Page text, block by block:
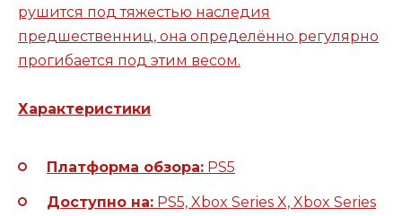
рушится под тяжестью наследия
предшественниц, она определённо регулярно
прогибается под этим весом.
Характеристики
Платформа обзора: PS5
Доступно на: PS5, Xbox Series X, Xbox Series